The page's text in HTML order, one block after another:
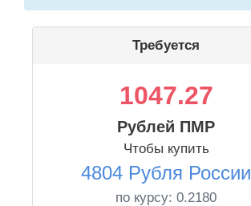
Требуется
1047.27
Рублей ПМР
Чтобы купить
4804 Рубля России
по курсу: 0.2180